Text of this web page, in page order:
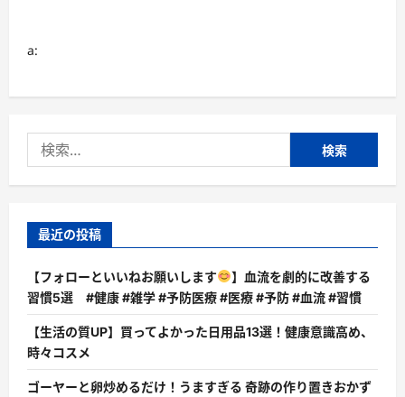
い
ら
む
a:
索:
最近の投稿
【フォローといいねお願いします
】血流を劇的に改善する
習慣5選 #健康 #雑学 #予防医療 #医療 #予防 #血流 #習慣
【生活の質UP】買ってよかった日用品13選！健康意識高め、
時々コスメ
ゴーヤーと卵炒めるだけ！うますぎる 奇跡の作り置きおかず